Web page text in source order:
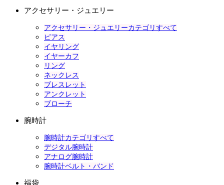
アクセサリー・ジュエリー
アクセサリー・ジュエリーカテゴリすべて
ピアス
イヤリング
イヤーカフ
リング
ネックレス
ブレスレット
アンクレット
ブローチ
腕時計
腕時計カテゴリすべて
デジタル腕時計
アナログ腕時計
腕時計ベルト・バンド
福袋